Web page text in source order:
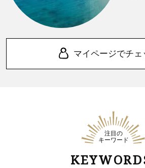
マイページでチェ
注目の
キーワード